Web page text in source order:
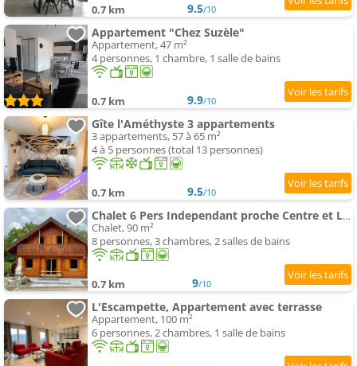
0.7 km 9.5/10
Appartement "Chez Suzèle"
Appartement, 47 m²
4 personnes, 1 chambre, 1 salle de bains
0.7 km 9.9/10
Gîte l'Améthyste 3 appartements
3 appartements, 57 à 65 m²
4 à 5 personnes (total 13 personnes)
0.7 km 9.5/10
Chalet 6 Pers Independant proche Centre et Lac
Chalet, 90 m²
8 personnes, 3 chambres, 2 salles de bains
0.7 km 9/10
L'Escampette, Appartement avec terrasse
Appartement, 100 m²
6 personnes, 2 chambres, 1 salle de bains